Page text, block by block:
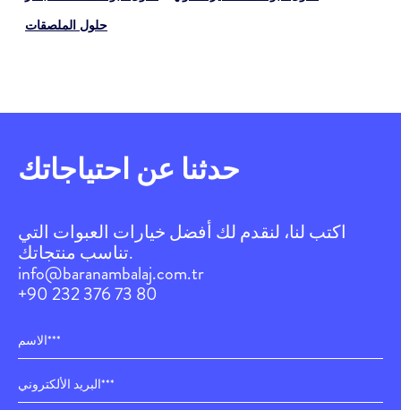
حلول الملصقات
حدثنا عن احتياجاتك
اكتب لنا، لنقدم لك أفضل خيارات العبوات التي
تناسب منتجاتك.
info@baranambalaj.com.tr
+90 232 376 73 80